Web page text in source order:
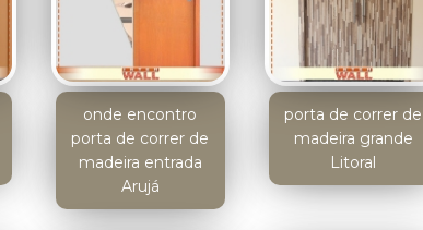
onde encontro
porta de correr de
madeira entrada
Arujá
porta de correr de
madeira grande
Litoral